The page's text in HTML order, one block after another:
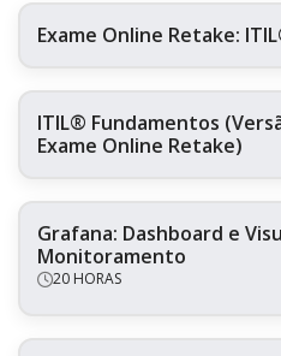
Exame Online Retake:
ITIL® Fundamentos
Exame Online Retake)
Grafana: Dashboard e
Monitoramento
20 HORAS